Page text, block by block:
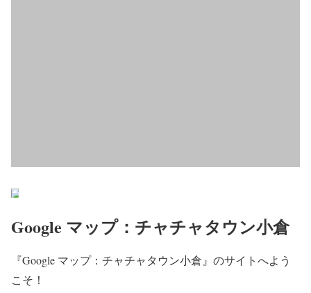
Google マップ：チャチャタウン小倉
『Google マップ：チャチャタウン小倉』のサイトへよう
こそ！